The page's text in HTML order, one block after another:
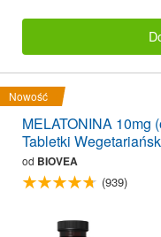
Nowość
MELATONINA 10mg
Tabletki
od BIOVEA
(939)